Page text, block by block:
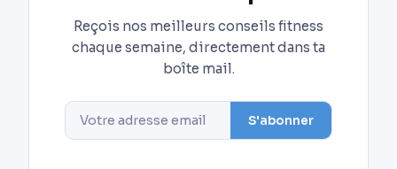
Reçois nos meilleurs conseils fitness
chaque semaine, directement dans ta
boîte mail.
S'abonner